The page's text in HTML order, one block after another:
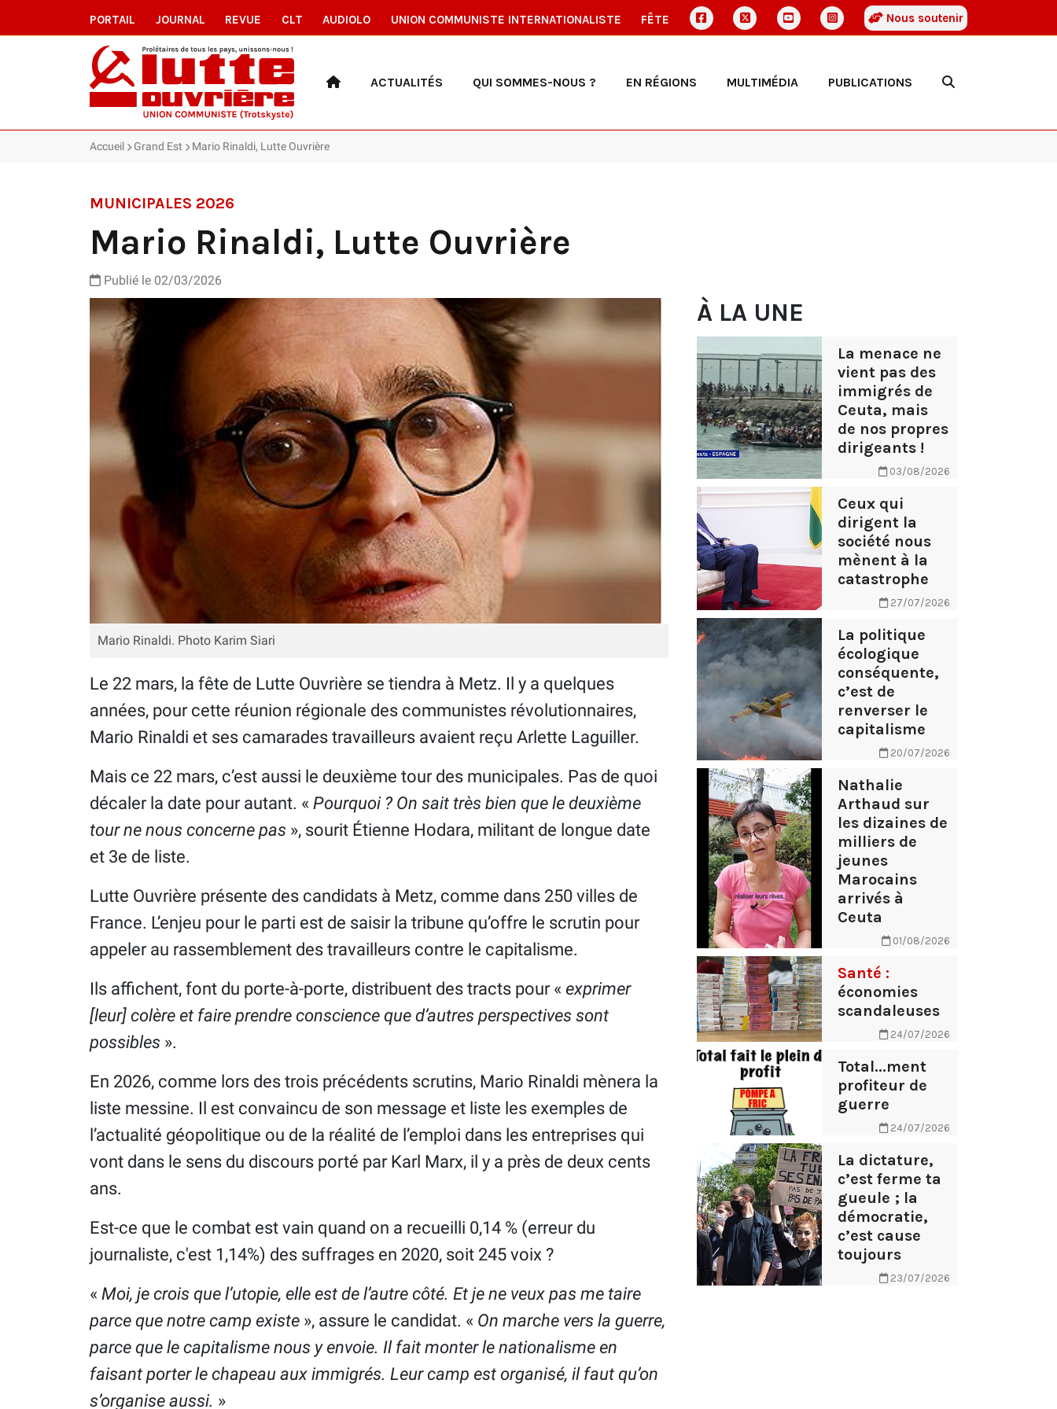
PORTAIL JOURNAL REVUE CLT AUDIOLO UNION COMMUNISTE INTERNATIONALISTE FÊTE Nous soutenir
ACTUALITÉS QUI SOMMES-NOUS ? EN RÉGIONS MULTIMÉDIA PUBLICATIONS
Accueil Grand Est Mario Rinaldi, Lutte Ouvrière
MUNICIPALES 2026
Mario Rinaldi, Lutte Ouvrière
Publié le 02/03/2026
Mario Rinaldi. Photo Karim Siari
Le 22 mars, la fête de Lutte Ouvrière se tiendra à Metz. Il y a quelques
années, pour cette réunion régionale des communistes révolutionnaires,
Mario Rinaldi et ses camarades travailleurs avaient reçu Arlette Laguiller.
Mais ce 22 mars, c’est aussi le deuxième tour des municipales. Pas de quoi
décaler la date pour autant. « Pourquoi ? On sait très bien que le deuxième
tour ne nous concerne pas », sourit Étienne Hodara, militant de longue date
et 3e de liste.
Lutte Ouvrière présente des candidats à Metz, comme dans 250 villes de
France. L’enjeu pour le parti est de saisir la tribune qu’offre le scrutin pour
appeler au rassemblement des travailleurs contre le capitalisme.
Ils affichent, font du porte-à-porte, distribuent des tracts pour « exprimer
[leur] colère et faire prendre conscience que d’autres perspectives sont
possibles ».
En 2026, comme lors des trois précédents scrutins, Mario Rinaldi mènera la
liste messine. Il est convaincu de son message et liste les exemples de
l’actualité géopolitique ou de la réalité de l’emploi dans les entreprises qui
vont dans le sens du discours porté par Karl Marx, il y a près de deux cents
ans.
Est-ce que le combat est vain quand on a recueilli 0,14 % (erreur du
journaliste, c'est 1,14%) des suffrages en 2020, soit 245 voix ?
« Moi, je crois que l’utopie, elle est de l’autre côté. Et je ne veux pas me taire
parce que notre camp existe », assure le candidat. « On marche vers la guerre,
parce que le capitalisme nous y envoie. Il fait monter le nationalisme en
faisant porter le chapeau aux immigrés. Leur camp est organisé, il faut qu’on
s’organise aussi. »
À LA UNE
La menace ne
vient pas des
immigrés de
Ceuta, mais
de nos propres
dirigeants !
03/08/2026
Ceux qui
dirigent la
société nous
mènent à la
catastrophe
27/07/2026
La politique
écologique
conséquente,
c’est de
renverser le
capitalisme
20/07/2026
Nathalie
Arthaud sur
les dizaines de
milliers de
jeunes
Marocains
arrivés à
Ceuta
01/08/2026
Santé :
économies
scandaleuses
24/07/2026
Total...ment
profiteur de
guerre
24/07/2026
La dictature,
c’est ferme ta
gueule ; la
démocratie,
c’est cause
toujours
23/07/2026